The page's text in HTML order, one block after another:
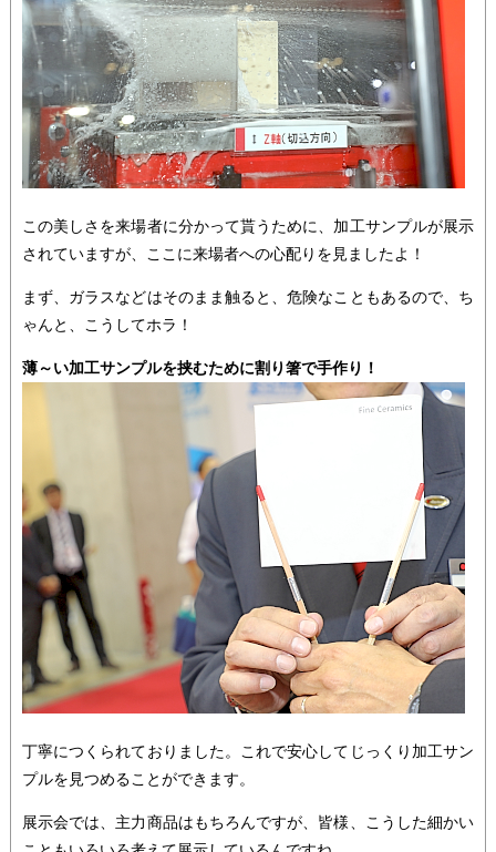
この美しさを来場者に分かって貰うために、加工サンプルが展示
されていますが、ここに来場者への心配りを見ましたよ！
まず、ガラスなどはそのまま触ると、危険なこともあるので、ち
ゃんと、こうしてホラ！
薄～い加工サンプルを挟むために割り箸で手作り！
丁寧につくられておりました。これで安心してじっくり加工サン
プルを見つめることができます。
展示会では、主力商品はもちろんですが、皆様、こうした細かい